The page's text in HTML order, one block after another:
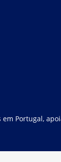
em Portugal,